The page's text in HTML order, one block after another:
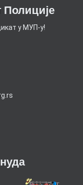
Полиције
у МУП-у!